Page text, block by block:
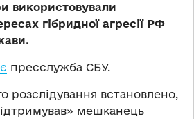
використовували
гібридної агресії РФ
пресслужба СБУ.
розслідування встановлено,
мешканець